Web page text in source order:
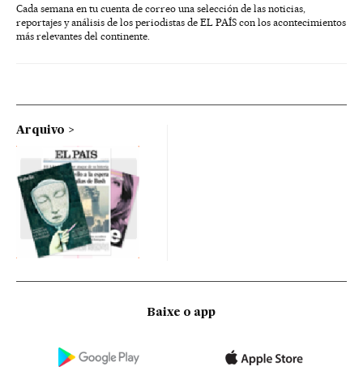
Cada semana en tu cuenta de correo una selección de las noticias,
reportajes y análisis de los periodistas de EL PAÍS con los acontecimientos
más relevantes del continente.
Arquivo
Baixe o app